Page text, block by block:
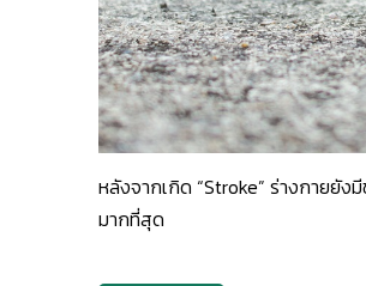
หลังจากเกิด “Stroke” ร่างกายยัง
มากที่สุด